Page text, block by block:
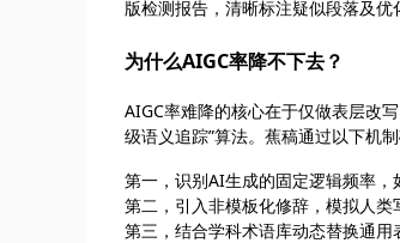
版检测报告，清晰标注疑似段落及优
为什么AIGC率降不下去？
AIGC率难降的核心在于仅做表层改
级语义追踪”算法。蕉稿通过以下机制
第一，识别AI生成的固定逻辑频率，
第二，引入非模板化修辞，模拟人类
第三，结合学科术语库动态替换通用